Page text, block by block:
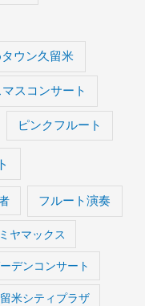
ウン久留米
スコンサート
ピンクフルート
フルート演奏
ミヤマックス
デンコンサート
米シティプラザ